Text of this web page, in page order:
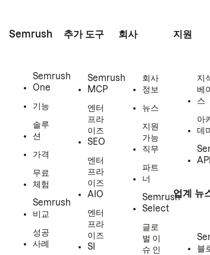
Semrush
Semrush
One
기능
솔루
션
가격
무료
체험
Semrush
비교
성공
사례
추가 도구
Semrush
MCP
엔터
프라
이즈
SEO
엔터
프라
이즈
AIO
엔터
프라
이즈
SI
회사
회사
정보
뉴스
지원
가능
직무
파트
너
Semrush
Select
글로
벌 이
슈 인
지원
지
베
스
아
데
업계 뉴
블